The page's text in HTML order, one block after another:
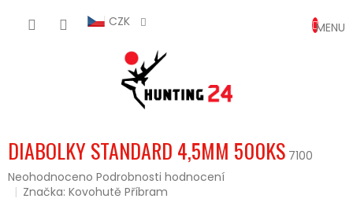
CZK
KOŠÍK
DIABOLKY STANDARD 4,5MM 500KS 7100
Průměrné
hodnocení
Neohodnoceno Podrobnosti hodnocení
Značka:Kovohutě Příbram